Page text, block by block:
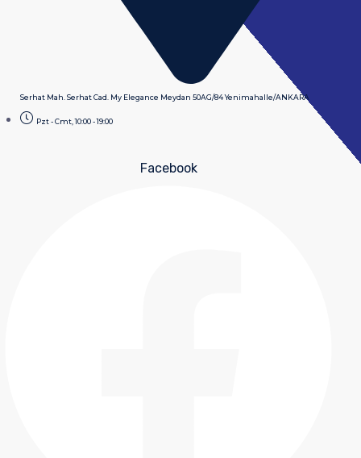
Serhat Mah. Serhat Cad. My Elegance Meydan 50AG/84 Yenimahalle/ANKARA
Pzt - Cmt, 10:00 - 19:00
Facebook